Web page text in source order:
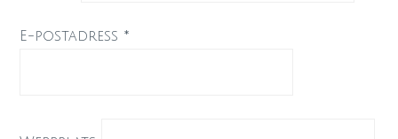
E-postadress *